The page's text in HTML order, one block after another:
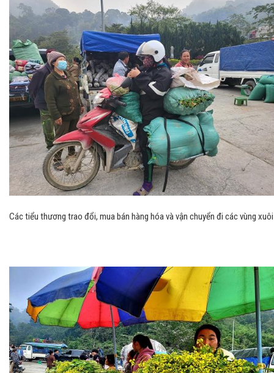
Các tiểu thương trao đổi, mua bán hàng hóa và vận chuyển đi các vùng xuôi